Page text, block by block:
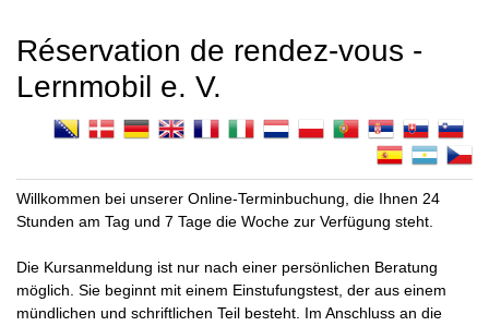
Réservation de rendez-vous -
Lernmobil e. V.
Willkommen bei unserer Online-Terminbuchung, die Ihnen 24
Stunden am Tag und 7 Tage die Woche zur Verfügung steht.
Die Kursanmeldung ist nur nach einer persönlichen Beratung
möglich. Sie beginnt mit einem Einstufungstest, der aus einem
mündlichen und schriftlichen Teil besteht. Im Anschluss an die